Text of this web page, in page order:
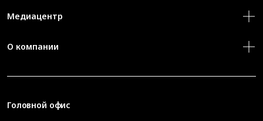
Медиацентр
О компании
Головной офис